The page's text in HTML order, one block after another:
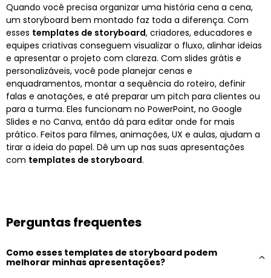
Quando você precisa organizar uma história cena a cena,
um storyboard bem montado faz toda a diferença. Com
esses templates de storyboard, criadores, educadores e
equipes criativas conseguem visualizar o fluxo, alinhar ideias
e apresentar o projeto com clareza. Com slides grátis e
personalizáveis, você pode planejar cenas e
enquadramentos, montar a sequência do roteiro, definir
falas e anotações, e até preparar um pitch para clientes ou
para a turma. Eles funcionam no PowerPoint, no Google
Slides e no Canva, então dá para editar onde for mais
prático. Feitos para filmes, animações, UX e aulas, ajudam a
tirar a ideia do papel. Dê um up nas suas apresentações
com templates de storyboard.
Perguntas frequentes
Como esses templates de storyboard podem
melhorar minhas apresentações?